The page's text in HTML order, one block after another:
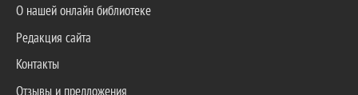
О нашей онлайн библиотеке
Редакция сайта
Контакты
Отзывы и предложения